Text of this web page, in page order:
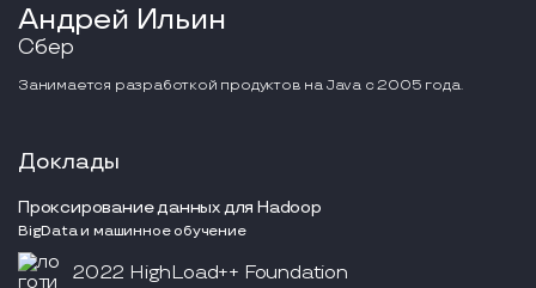
Андрей Ильин
Сбер
Занимается разработкой продуктов на Java с 2005 года.
Доклады
Проксирование данных для Hadoop
BigData и машинное обучение
2022 HighLoad++ Foundation